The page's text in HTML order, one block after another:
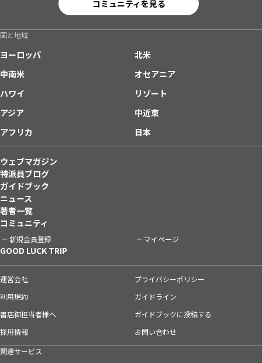
コミュニティを見る
国と地域
ヨーロッパ
北米
中南米
オセアニア
ハワイ
リゾート
アジア
中近東
アフリカ
日本
ウェブマガジン
特派員ブログ
ガイドブック
ニュース
著者一覧
コミュニティ
新規会員登録 マイページ
GOOD LUCK TRIP
運営会社
プライバシーポリシー
利用規約
ガイドライン
書店御担当者様へ
ガイドブックに投稿する
採用情報
お問い合わせ
関連サービス